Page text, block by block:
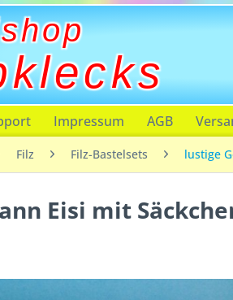
Impressum AGB
Filz Filz-Bastelsets lustige
Eisi mit